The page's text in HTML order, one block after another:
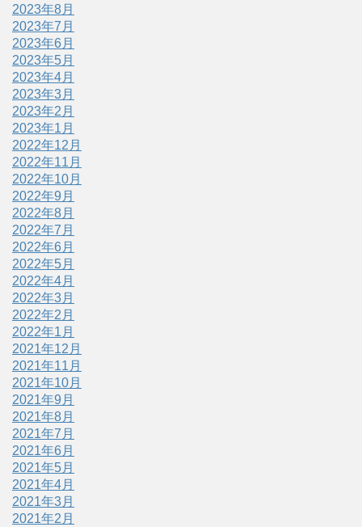
2023年8月
2023年7月
2023年6月
2023年5月
2023年4月
2023年3月
2023年2月
2023年1月
2022年12月
2022年11月
2022年10月
2022年9月
2022年8月
2022年7月
2022年6月
2022年5月
2022年4月
2022年3月
2022年2月
2022年1月
2021年12月
2021年11月
2021年10月
2021年9月
2021年8月
2021年7月
2021年6月
2021年5月
2021年4月
2021年3月
2021年2月